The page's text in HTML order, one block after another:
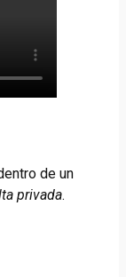
de un
privada.